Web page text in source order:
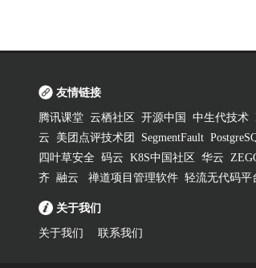
友情链接
腾讯课堂 云栖社区 开源中国 中生代技术
云
美团点评技术团 SegmentFault
四叶草安全 码云 K8S中国社区 华云
齐 融云 禅道项目管理软件 轻流无代码平
关于我们
关于我们 联系我们